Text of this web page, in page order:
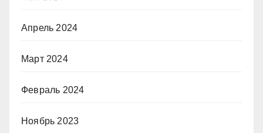
Апрель 2024
Март 2024
Февраль 2024
Ноябрь 2023